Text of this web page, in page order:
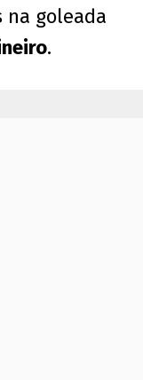
na goleada
.